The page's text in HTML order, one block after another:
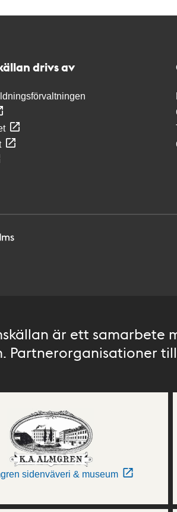
drivs av
är ett samarbete
Partnerorganisationer
sidenväveri & museum